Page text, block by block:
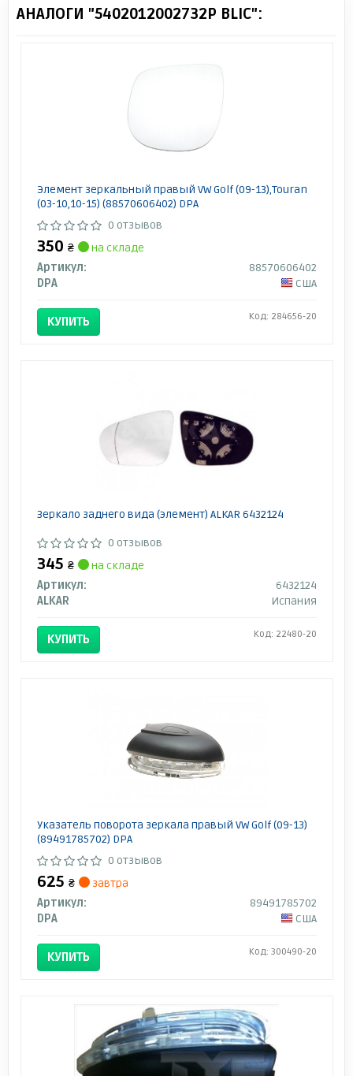
АНАЛОГИ "5402012002732P BLIC":
Элемент зеркальный правый VW Golf (09-13),Touran
(03-10,10-15) (88570606402) DPA
0 отзывов
350 ₴
на складе
Артикул:
88570606402
DPA
США
КУПИТЬ Код: 284656-20
Зеркало заднего вида (элемент) ALKAR 6432124
0 отзывов
345 ₴
на складе
Артикул:
6432124
ALKAR
Испания
КУПИТЬ Код: 22480-20
Указатель поворота зеркала правый VW Golf (09-13)
(89491785702) DPA
0 отзывов
625 ₴
завтра
Артикул:
89491785702
DPA
США
КУПИТЬ Код: 300490-20